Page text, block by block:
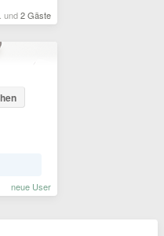
... und2 Gäste
neue User